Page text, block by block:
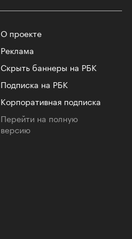
О проекте
Реклама
Скрыть баннеры на РБК
Подписка на РБК
Корпоративная подписка
Перейти на полную
версию